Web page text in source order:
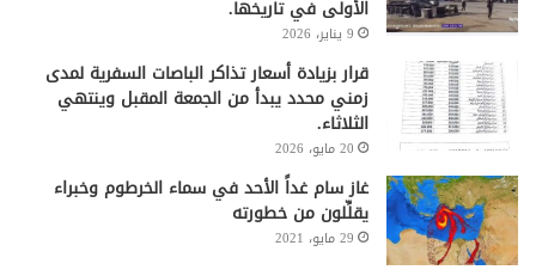
الأولى في تاريخها.
9 يناير، 2026
قرار بزيادة أسعار تذاكر الباصات السفرية لمدى
زمني محدد يبدأ من الجمعة المقبل وينتهي
الثلاثاء.
20 مايو، 2026
غاز سام غداً الأحد في سماء الخرطوم وخبراء
يقلِّلون من خطورته
29 مايو، 2021